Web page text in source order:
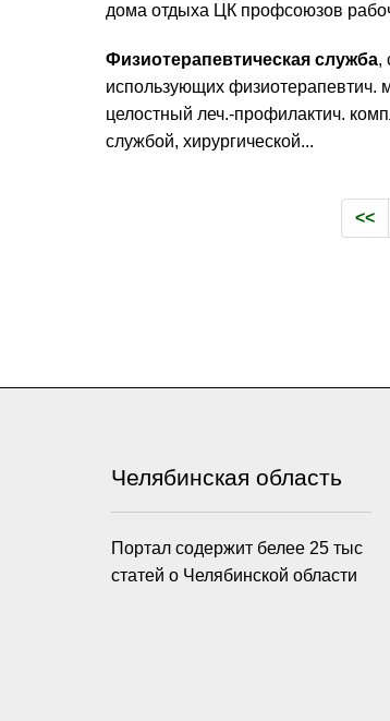
дома отдыха ЦК профсоюзов
Физиотерапевтическая служба,
использующих
целостный леч.-профилактич.
службой, хирургической...
<<
Челябинская область
Портал содержит белее 25 тыс
статей о Челябинской области